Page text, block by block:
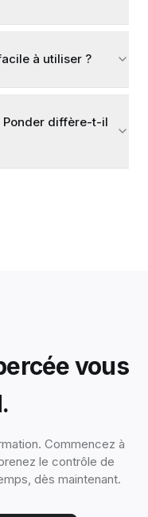
à utiliser ?
Ponder diffère-t-il
vous
Commencez à
le contrôle de
dès maintenant.